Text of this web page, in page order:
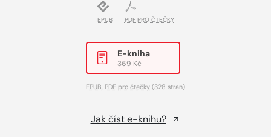
EPUB PDF PRO ČTEČKY
E-kniha
369 Kč
EPUB, PDF pro čtečky (328 stran)
Jak číst e-knihu?